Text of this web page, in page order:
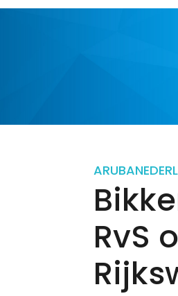
ARUBA
RvS